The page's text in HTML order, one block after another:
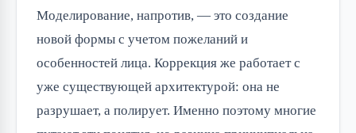
Моделирование, напротив, — это создание
новой формы с учетом пожеланий и
особенностей лица. Коррекция же работает с
уже существующей архитектурой: она не
разрушает, а полирует. Именно поэтому многие